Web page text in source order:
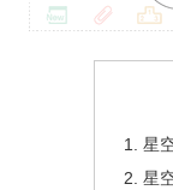
星
星